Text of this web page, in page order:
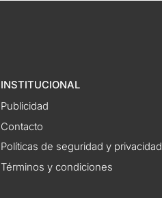
INSTITUCIONAL
Publicidad
Contacto
Políticas de seguridad y privacidad
Términos y condiciones